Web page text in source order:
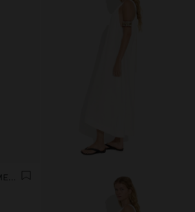
VESTIDO HALTER CON MEZCLA DE LINO